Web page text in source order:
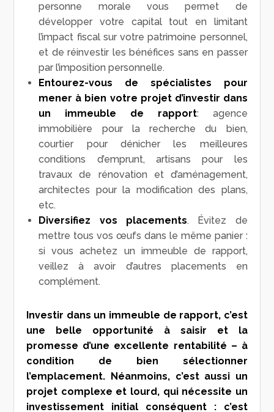
personne morale vous permet de
développer votre capital tout en limitant
l’impact fiscal sur votre patrimoine personnel,
et de réinvestir les bénéfices sans en passer
par l’imposition personnelle.
Entourez-vous de spécialistes pour
mener à bien votre projet d’investir dans
un immeuble de rapport: agence
immobilière pour la recherche du bien,
courtier pour dénicher les meilleures
conditions d’emprunt, artisans pour les
travaux de rénovation et d’aménagement,
architectes pour la modification des plans,
etc.
Diversifiez vos placements. Évitez de
mettre tous vos œufs dans le même panier :
si vous achetez un immeuble de rapport,
veillez à avoir d’autres placements en
complément.
Investir dans un immeuble de rapport, c’est
une belle opportunité à saisir et la
promesse d’une excellente rentabilité – à
condition de bien sélectionner
l’emplacement. Néanmoins, c’est aussi un
projet complexe et lourd, qui nécessite un
investissement initial conséquent : c’est